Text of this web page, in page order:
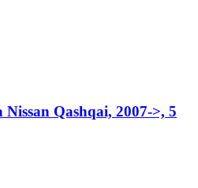
Qashqai, 2007->, 5